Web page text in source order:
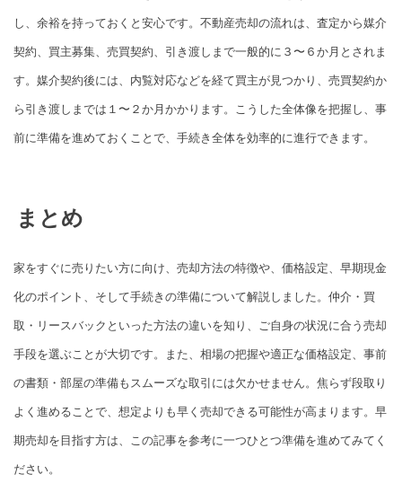
し、余裕を持っておくと安心です。不動産売却の流れは、査定から媒介
契約、買主募集、売買契約、引き渡しまで一般的に３〜６か月とされま
す。媒介契約後には、内覧対応などを経て買主が見つかり、売買契約か
ら引き渡しまでは１〜２か月かかります。こうした全体像を把握し、事
前に準備を進めておくことで、手続き全体を効率的に進行できます。
まとめ
家をすぐに売りたい方に向け、売却方法の特徴や、価格設定、早期現金
化のポイント、そして手続きの準備について解説しました。仲介・買
取・リースバックといった方法の違いを知り、ご自身の状況に合う売却
手段を選ぶことが大切です。また、相場の把握や適正な価格設定、事前
の書類・部屋の準備もスムーズな取引には欠かせません。焦らず段取り
よく進めることで、想定よりも早く売却できる可能性が高まります。早
期売却を目指す方は、この記事を参考に一つひとつ準備を進めてみてく
ださい。